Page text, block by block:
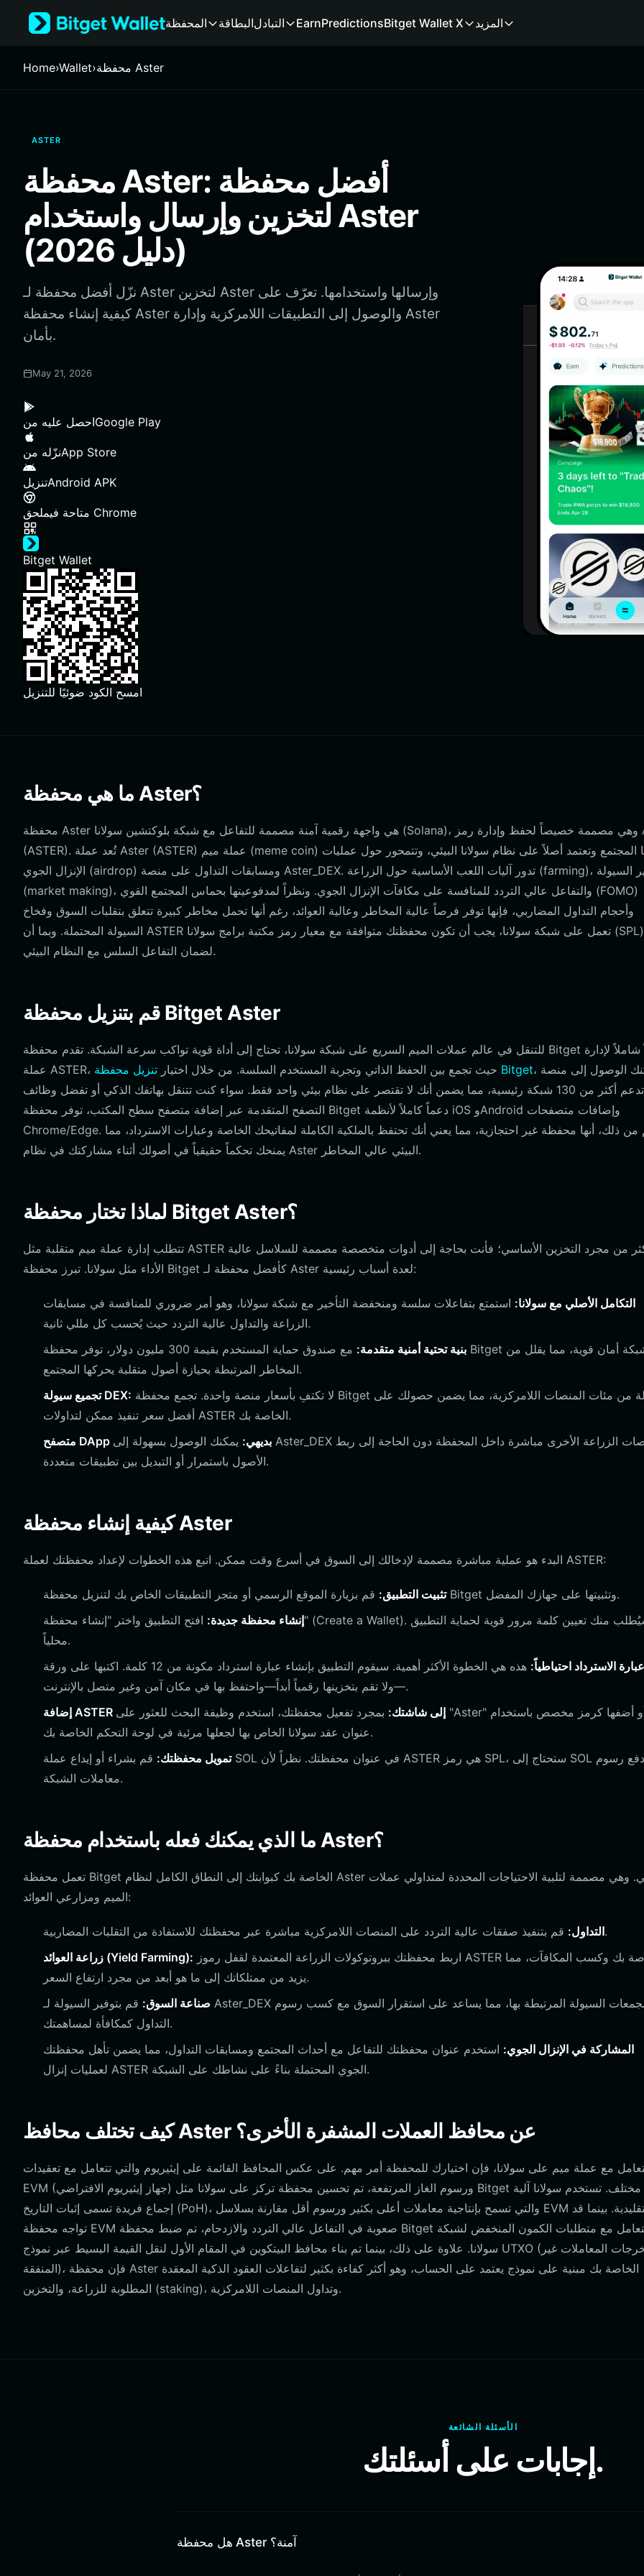
Русский
Español (Latinoamérica)
Deutsch
简体中文
繁體中文
Português (Portugal)
Bahasa Indonesia
ภาษาไทย
Español
Português (Brasil)
Español (Argentina)
المحفظة البطاقةالتبادل EarnPredictionsBitget Wallet X المزيد
Home›Wallet› محفظة Aster
ASTER
محفظة Aster: أفضل محفظة
لتخزين وإرسال واستخدام Aster
(دليل 2026)
نزّل أفضل محفظة لـ Aster لتخزين Aster وإرسالها واستخدامها. تعرّف على
كيفية إنشاء محفظة Aster والوصول إلى التطبيقات اللامركزية وإدارة Aster
بأمان.
May 21, 2026
احصل عليه منGoogle Play
نزّله منApp Store
تنزيلAndroid APK
متاحة في ملحق Chrome
Bitget Wallet
امسح الكود ضوئيًا للتنزيل
ما هي محفظة Aster؟
محفظة Aster هي واجهة رقمية آمنة مصممة للتفاعل مع شبكة بلوكتشين سولانا (Solana)، وهي مصممة خصيصاً لحفظ وإدارة رمز Aster
(ASTER). تُعد عملة Aster (ASTER) عملة ميم (meme coin) يقودها المجتمع وتعتمد أصلاً على نظام سولانا البيئي، وتتمحور حول عمليات
الإنزال الجوي (airdrop) ومسابقات التداول على منصة Aster_DEX. تدور آليات اللعب الأساسية حول الزراعة (farming)، وتوفير السيولة
(market making)، والتفاعل عالي التردد للمنافسة على مكافآت الإنزال الجوي. ونظراً لمدفوعيتها بحماس المجتمع القوي (FOMO)
وأحجام التداول المضاربي، فإنها توفر فرصاً عالية المخاطر وعالية العوائد، رغم أنها تحمل مخاطر كبيرة تتعلق بتقلبات السوق وفخاخ
السيولة المحتملة. وبما أن ASTER تعمل على شبكة سولانا، يجب أن تكون محفظتك متوافقة مع معيار رمز مكتبة برامج سولانا (SPL)
لضمان التفاعل السلس مع النظام البيئي.
قم بتنزيل محفظة Bitget Aster
للتنقل في عالم عملات الميم السريع على شبكة سولانا، تحتاج إلى أداة قوية تواكب سرعة الشبكة. تقدم محفظة Bitget حلاً شاملاً لإدارة
عملة ASTER، حيث تجمع بين الحفظ الذاتي وتجربة المستخدم السلسة. من خلال اختيار تنزيل محفظة Bitget، يمكنك الوصول إلى منصة
تدعم أكثر من 130 شبكة رئيسية، مما يضمن أنك لا تقتصر على نظام بيئي واحد فقط. سواء كنت تتنقل بهاتفك الذكي أو تفضل وظائف
التصفح المتقدمة عبر إضافة متصفح سطح المكتب، توفر محفظة Bitget دعماً كاملاً لأنظمة iOS وAndroid وإضافات متصفحات
Chrome/Edge. والأهم من ذلك، أنها محفظة غير احتجازية، مما يعني أنك تحتفظ بالملكية الكاملة لمفاتيحك الخاصة وعبارات الاسترداد، مما
يمنحك تحكماً حقيقياً في أصولك أثناء مشاركتك في نظام Aster البيئي عالي المخاطر.
لماذا تختار محفظة Bitget Aster؟
تتطلب إدارة عملة ميم متقلبة مثل ASTER أكثر من مجرد التخزين الأساسي؛ فأنت بحاجة إلى أدوات متخصصة مصممة للسلاسل عالية
الأداء مثل سولانا. تبرز محفظة Bitget كأفضل محفظة لـ Aster لعدة أسباب رئيسية:
التكامل الأصلي مع سولانا: استمتع بتفاعلات سلسة ومنخفضة التأخير مع شبكة سولانا، وهو أمر ضروري للمنافسة في مسابقات
الزراعة والتداول عالية التردد حيث يُحسب كل مللي ثانية.
بنية تحتية أمنية متقدمة:
مع صندوق حماية المستخدم بقيمة 300 مليون دولار، توفر محفظة Bitget شبكة أمان قوية، مما يقلل من
المخاطر المرتبطة بحيازة أصول متقلبة يحركها المجتمع.
تجميع سيولة DEX:
أفضل سعر تنفيذ ممكن لتداولات ASTER الخاصة بك.
متصفح DApp بديهي: يمكنك الوصول بسهولة إلى Aster_DEX ومنصات الزراعة الأخرى مباشرة داخل المحفظة دون الحاجة إلى ربط
الأصول باستمرار أو التبديل بين تطبيقات متعددة.
كيفية إنشاء محفظة Aster
البدء هو عملية مباشرة مصممة لإدخالك إلى السوق في أسرع وقت ممكن. اتبع هذه الخطوات لإعداد محفظتك لعملة ASTER:
تثبيت التطبيق:
قم بزيارة الموقع الرسمي أو متجر التطبيقات الخاص بك لتنزيل محفظة Bitget وتثبيتها على جهازك المفضل.
إنشاء محفظة جديدة: افتح التطبيق واختر "إنشاء محفظة" (Create a Wallet). سيُطلب منك تعيين كلمة مرور قوية لحماية التطبيق
محلياً.
الاسترداد احتياطياً:
هذه هي الخطوة الأكثر أهمية. سيقوم التطبيق بإنشاء عبارة استرداد مكونة من 12 كلمة. اكتبها على ورقة
—ولا تقم بتخزينها رقمياً أبداً—واحتفظ بها في مكان آمن وغير متصل بالإنترنت.
إضافة ASTER إلى شاشتك: بمجرد تفعيل محفظتك، استخدم وظيفة البحث للعثور على "Aster" أو أضفها كرمز مخصص باستخدام
عنوان عقد سولانا الخاص بها لجعلها مرئية في لوحة التحكم الخاصة بك.
تمويل محفظتك: قم بشراء أو إيداع عملة SOL في عنوان محفظتك. نظراً لأن ASTER هي رمز SPL، ستحتاج إلى SOL لدفع رسوم
معاملات الشبكة.
ما الذي يمكنك فعله باستخدام محفظة Aster؟
تعمل محفظة Bitget الخاصة بك كبوابتك إلى النطاق الكامل لنظام Aster البيئي. وهي مصممة لتلبية الاحتياجات المحددة لمتداولي عملات
الميم ومزارعي العوائد:
التداول:قم بتنفيذ صفقات عالية التردد على المنصات اللامركزية مباشرة عبر محفظتك للاستفادة من التقلبات المضاربية.
زراعة العوائد (Yield Farming):
يزيد من ممتلكاتك إلى ما هو أبعد من مجرد ارتفاع السعر.
صناعة السوق: قم بتوفير السيولة لـ Aster_DEX أو مجمعات السيولة المرتبطة بها، مما يساعد على استقرار السوق مع كسب رسوم
التداول كمكافأة لمساهمتك.
المشاركة في الإنزال الجوي: استخدم عنوان محفظتك للتفاعل مع أحداث المجتمع ومسابقات التداول، مما يضمن تأهل محفظتك
لعمليات إنزال ASTER الجوي المحتملة بناءً على نشاطك على الشبكة.
كيف تختلف محافظ Aster عن محافظ العملات المشفرة الأخرى؟
مع عملة ميم على سولانا، فإن اختيارك للمحفظة أمر مهم. على عكس المحافظ القائمة على إيثيريوم والتي تتعامل مع تعقيدات
EVM (جهاز إيثيريوم الافتراضي) ورسوم الغاز المرتفعة، تم تحسين محفظة تركز على سولانا مثل Bitget لهيكل مختلف. تستخدم سولانا آلية
إجماع فريدة تسمى إثبات التاريخ (PoH)، والتي تسمح بإنتاجية معاملات أعلى بكثير ورسوم أقل مقارنة بسلاسل EVM التقليدية. بينما قد
تواجه محفظة EVM صعوبة في التفاعل عالي التردد والازدحام، تم ضبط محفظة Bitget للتعامل مع متطلبات الكمون المنخفض لشبكة
سولانا. علاوة على ذلك، بينما تم بناء محافظ البيتكوين في المقام الأول لنقل القيمة البسيط عبر نموذج UTXO (مخرجات المعاملات غير
المنفقة)، فإن محفظة Aster الخاصة بك مبنية على نموذج يعتمد على الحساب، وهو أكثر كفاءة بكثير لتفاعلات العقود الذكية المعقدة
المطلوبة للزراعة، والتخزين (staking)، وتداول المنصات اللامركزية.
الأسئلة الشائعة
إجابات على أسئلتك.
هل محفظة Aster آمنة؟